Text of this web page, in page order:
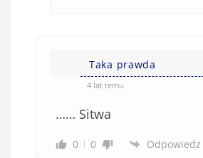
Taka prawda
4 lat temu
…… Sitwa
0 0 Odpowiedz